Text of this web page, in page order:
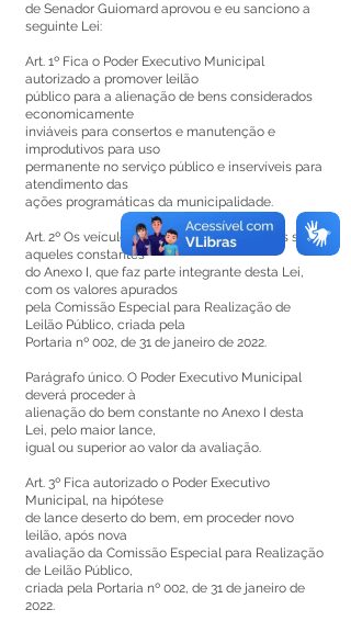
de Senador Guiomard aprovou e eu sanciono a
seguinte Lei:
Art. 1º Fica o Poder Executivo Municipal
autorizado a promover leilão
público para a alienação de bens considerados
economicamente
inviáveis para consertos e manutenção e
improdutivos para uso
permanente no serviço público e inservíveis para
atendimento das
ações programáticas da municipalidade.
Art. 2º Os veículos e bens a serem leiloados são
aqueles constantes
do Anexo I, que faz parte integrante desta Lei,
com os valores apurados
pela Comissão Especial para Realização de
Leilão Público, criada pela
Portaria nº 002, de 31 de janeiro de 2022.
Parágrafo único. O Poder Executivo Municipal
deverá proceder à
alienação do bem constante no Anexo I desta
Lei, pelo maior lance,
igual ou superior ao valor da avaliação.
Art. 3º Fica autorizado o Poder Executivo
Municipal, na hipótese
de lance deserto do bem, em proceder novo
leilão, após nova
avaliação da Comissão Especial para Realização
de Leilão Público,
criada pela Portaria nº 002, de 31 de janeiro de
2022.